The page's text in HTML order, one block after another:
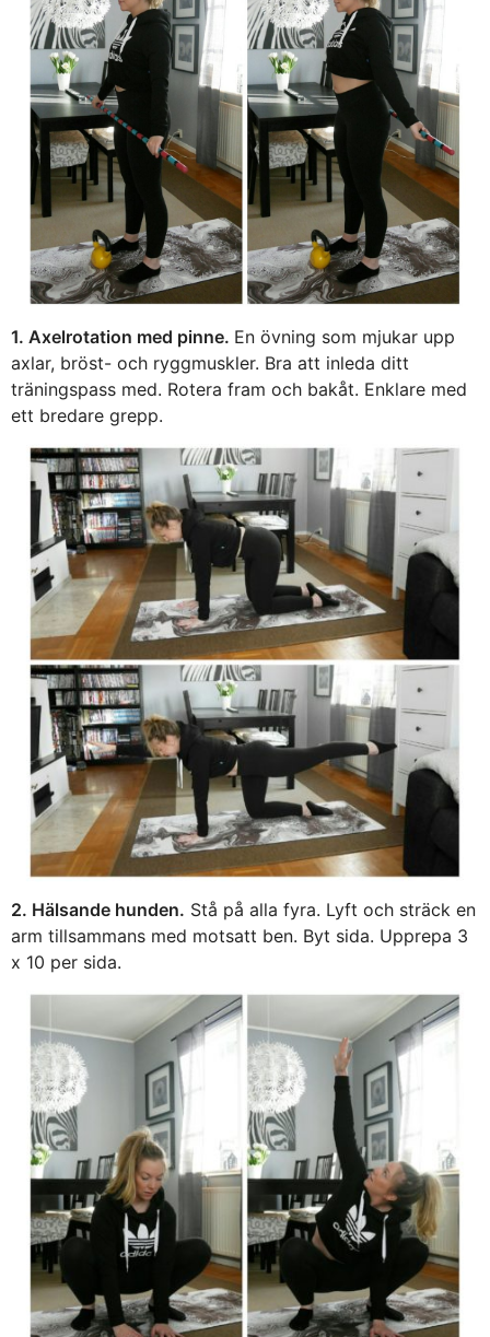
1. Axelrotation med pinne. En övning som mjukar upp
axlar, bröst- och ryggmuskler. Bra att inleda ditt
träningspass med. Rotera fram och bakåt. Enklare med
ett bredare grepp.
2. Hälsande hunden. Stå på alla fyra. Lyft och sträck en
arm tillsammans med motsatt ben. Byt sida. Upprepa 3
x 10 per sida.